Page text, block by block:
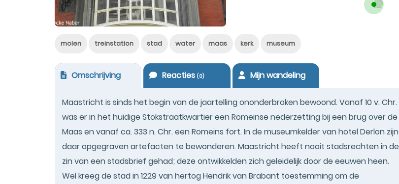
molen treinstation stad water maas kerk museum
Omschrijving Reacties(0) Mijn wandeling
Maastricht is sinds het begin van de jaartelling ononderbroken bewoond. Vanaf 10 v. Chr.
was er in het huidige Stokstraatkwartier een Romeinse nederzetting bij een brug over de
Maas en vanaf ca. 333 n. Chr. een Romeins fort. In de museumkelder van hotel Derlon zijn
daar opgegraven artefacten te bewonderen. Maastricht heeft nooit stadsrechten in de
zin van een stadsbrief gehad; deze ontwikkelden zich geleidelijk door de eeuwen heen.
Wel kreeg de stad in 1229 van hertog Hendrik van Brabant toestemming om de